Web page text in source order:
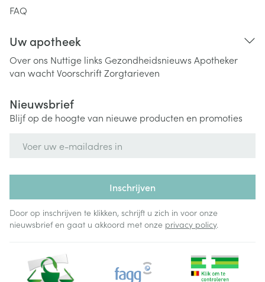
FAQ
Uw apotheek
Over ons Nuttige links Gezondheidsnieuws Apotheker
van wachtVoorschriftZorgtarieven
Nieuwsbrief
Blijf op de hoogte van nieuwe producten en promoties
Inschrijven
Door op inschrijven te klikken, schrijft u zich in voor onze
nieuwsbrief en gaat u akkoord met onze privacy policy.